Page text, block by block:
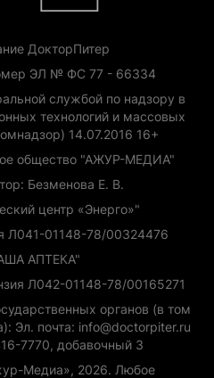
ДокторПитер
ЭЛ № ФС 77 - 66334
службой по надзору в
технологий и массовых
14.07.2016 16+
общество "АЖУР-МЕДИА"
Безменова Е. В.
центр «Энерго»"
Л041-01148-78/00324476
АПТЕКА"
Л042-01148-78/00165271
органов (в том
Эл. почта: info@doctorpiter.ru
7770, добавочный 3
Медиа», 2026. Любое